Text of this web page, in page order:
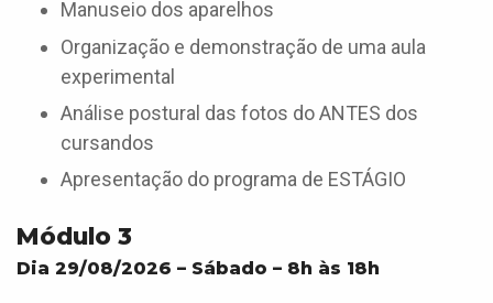
Manuseio dos aparelhos
Organização e demonstração de uma aula
experimental
Análise postural das fotos do ANTES dos
cursandos
Apresentação do programa de ESTÁGIO
Módulo 3
Dia 29/08/2026 – Sábado – 8h às 18h